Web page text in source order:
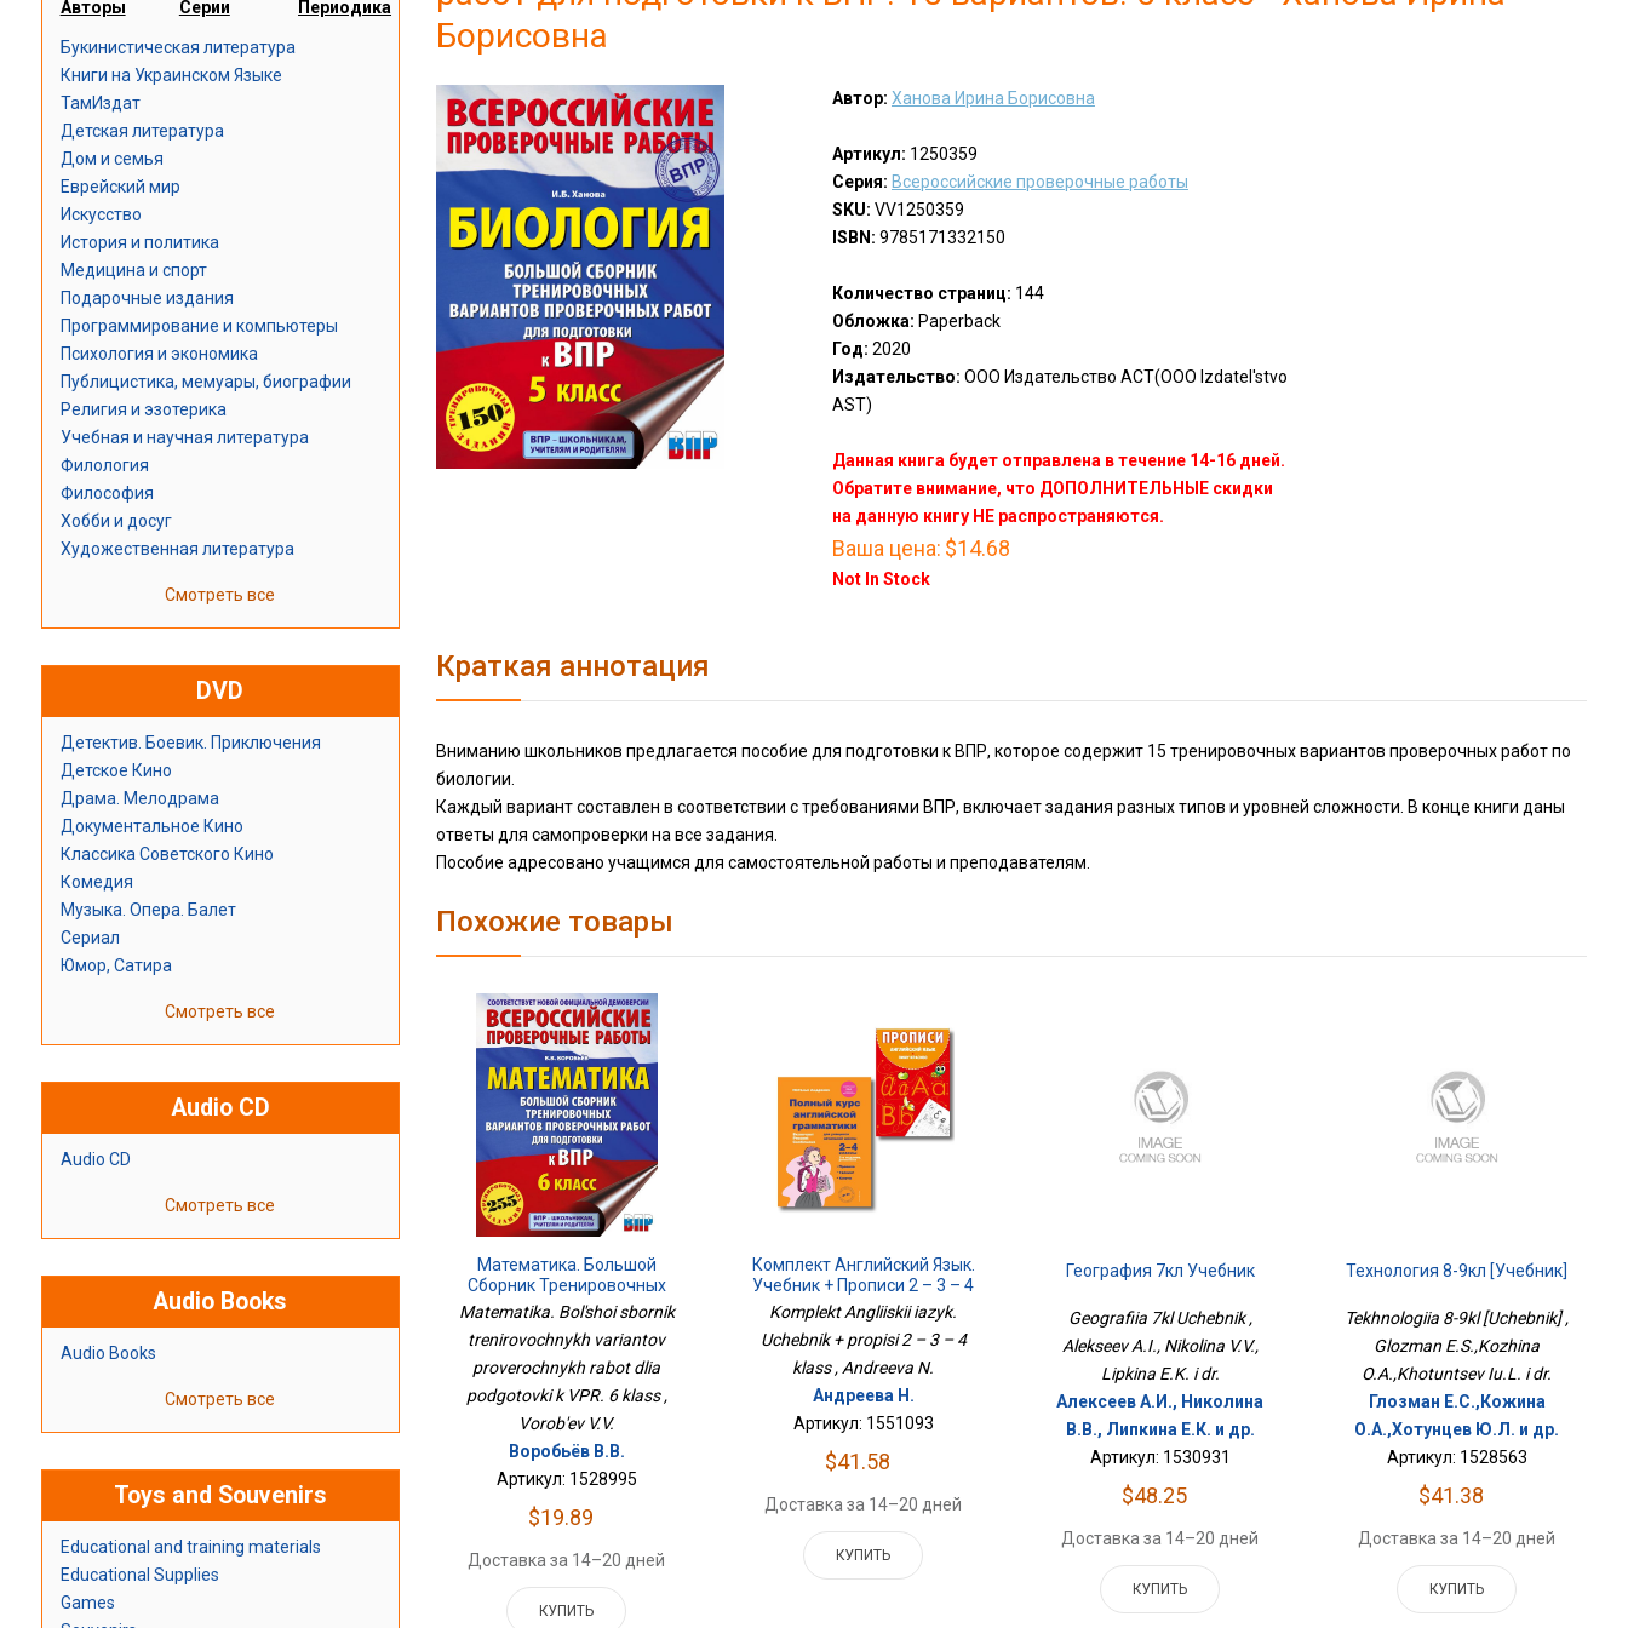
Авторы Серии Периодика
Букинистическая литература
Книги на Украинском Языке
ТамИздат
Детская литература
Дом и семья
Еврейский мир
Искусство
История и политика
Медицина и спорт
Подарочные издания
Программирование и компьютеры
Психология и экономика
Публицистика, мемуары, биографии
Религия и эзотерика
Учебная и научная литература
Филология
Философия
Хобби и досуг
Художественная литература
Смотреть все
DVD
Детектив. Боевик. Приключения
Детское Кино
Драма. Мелодрама
Документальное Кино
Классика Советского Кино
Комедия
Музыка. Опера. Балет
Сериал
Юмор, Сатира
Смотреть все
Audio CD
Audio CD
Смотреть все
Audio Books
Audio Books
Смотреть все
Toys and Souvenirs
Educational and training materials
Educational Supplies
Games
Борисовна
Автор: Ханова Ирина Борисовна
Артикул: 1250359
Серия: Всероссийские проверочные работы
SKU: VV1250359
ISBN: 9785171332150
Количество страниц: 144
Обложка: Paperback
Год: 2020
Издательство: ООО Издательство АСТ(OOO Izdatel'stvo
AST)
Данная книга будет отправлена в течение 14-16 дней.
Обратите внимание, что ДОПОЛНИТЕЛЬНЫЕ скидки
на данную книгу НЕ распространяются.
Ваша цена: $14.68
Not In Stock
Краткая аннотация
Вниманию школьников предлагается пособие для подготовки к ВПР, которое содержит 15 тренировочных вариантов проверочных работ по
биологии.
Каждый вариант составлен в соответствии с требованиями ВПР, включает задания разных типов и уровней сложности. В конце книги даны
ответы для самопроверки на все задания.
Пособие адресовано учащимся для самостоятельной работы и преподавателям.
Похожие товары
Математика. Большой
Сборник Тренировочных
Вариантов Проверочных
ВПР. 6 Класс
Matematika. Bol'shoi sbornik
trenirovochnykh variantov
proverochnykh rabot dlia
podgotovki k VPR. 6 klass ,
Vorob'ev V.V.
Воробьёв В.В.
Артикул: 1528995
$19.89
Доставка за 14–20 дней
КУПИТЬ
Комплект Английский Язык.
Учебник + Прописи 2 – 3 – 4
Класс
Komplekt Angliiskii iazyk.
Uchebnik + propisi 2 – 3 – 4
klass , Andreeva N.
Андреева Н.
Артикул: 1551093
$41.58
Доставка за 14–20 дней
КУПИТЬ
География 7кл Учебник
Geografiia 7kl Uchebnik ,
Alekseev A.I., Nikolina V.V.,
Lipkina E.K. i dr.
Алексеев А.И., Николина
В.В., Липкина Е.К. и др.
Артикул: 1530931
$48.25
Доставка за 14–20 дней
КУПИТЬ
Технология 8-9кл [Учебник]
Tekhnologiia 8-9kl [Uchebnik] ,
Glozman E.S.,Kozhina
O.A.,Khotuntsev Iu.L. i dr.
Глозман Е.С.,Кожина
О.А.,Хотунцев Ю.Л. и др.
Артикул: 1528563
$41.38
Доставка за 14–20 дней
КУПИТЬ